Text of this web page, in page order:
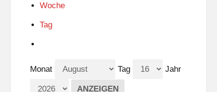
Woche
Tag
Monat Tag Jahr